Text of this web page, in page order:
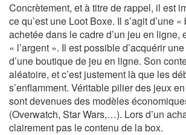
Concrètement, et à titre de rappel, il est
ce qu’est une Loot Boxe. Il s’agit d’une
achetée dans le cadre d’un jeu en ligne,
« l’argent ». Il est possible d’acquérir
d’une boutique de jeu en ligne. Son
aléatoire, et c’est justement là que les
s’enflamment. Véritable pilier des jeux
sont devenues des modèles
(Overwatch, Star Wars,…). Lors d’un
clairement pas le contenu de la box.